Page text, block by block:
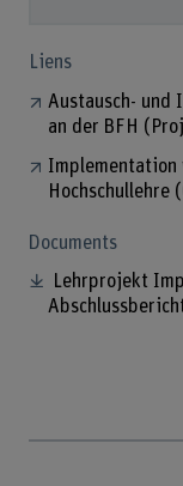
Liens
Austausch- und
an der BFH
Hochschullehre
Documents
Lehrprojekt